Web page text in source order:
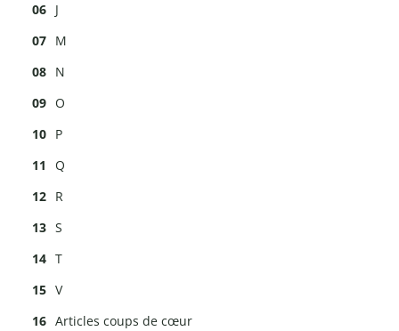
J
M
N
O
P
Q
R
S
T
V
Articles coups de cœur